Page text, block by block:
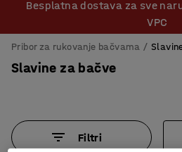
Besplatna dostava za sve
VPC
Pribor za rukovanje bačvama
Slavine za bačve
Filtri